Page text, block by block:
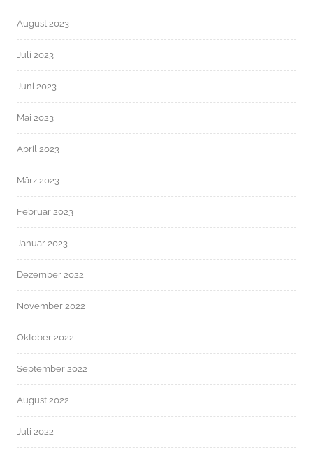
August 2023
Juli 2023
Juni 2023
Mai 2023
April 2023
März 2023
Februar 2023
Januar 2023
Dezember 2022
November 2022
Oktober 2022
September 2022
August 2022
Juli 2022